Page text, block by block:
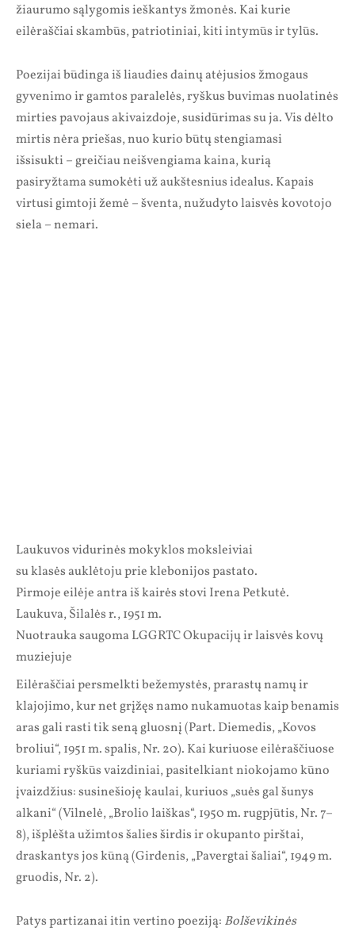
žiaurumo sąlygomis ieškantys žmonės. Kai kurie
eilėraščiai skambūs, patriotiniai, kiti intymūs ir tylūs.
Poezijai būdinga iš liaudies dainų atėjusios žmogaus
gyvenimo ir gamtos paralelės, ryškus buvimas nuolatinės
mirties pavojaus akivaizdoje, susidūrimas su ja. Vis dėlto
mirtis nėra priešas, nuo kurio būtų stengiamasi
išsisukti – greičiau neišvengiama kaina, kurią
pasiryžtama sumokėti už aukštesnius idealus. Kapais
virtusi gimtoji žemė – šventa, nužudyto laisvės kovotojo
siela – nemari.
Laukuvos vidurinės mokyklos moksleiviai
su klasės auklėtoju prie klebonijos pastato.
Pirmoje eilėje antra iš kairės stovi Irena Petkutė.
Laukuva, Šilalės r., 1951 m.
Nuotrauka saugoma LGGRTC Okupacijų ir laisvės kovų
muziejuje
Eilėraščiai persmelkti bežemystės, prarastų namų ir
klajojimo, kur net grįžęs namo nukamuotas kaip benamis
aras gali rasti tik seną gluosnį (Part. Diemedis, „Kovos
broliui“, 1951 m. spalis, Nr. 20). Kai kuriuose eilėraščiuose
kuriami ryškūs vaizdiniai, pasitelkiant niokojamo kūno
įvaizdžius: susinešioję kaulai, kuriuos „suės gal šunys
alkani“ (Vilnelė, „Brolio laiškas“, 1950 m. rugpjūtis, Nr. 7–
8), išplėšta užimtos šalies širdis ir okupanto pirštai,
draskantys jos kūną (Girdenis, „Pavergtai šaliai“, 1949 m.
gruodis, Nr. 2).
Patys partizanai itin vertino poeziją: Bolševikinės